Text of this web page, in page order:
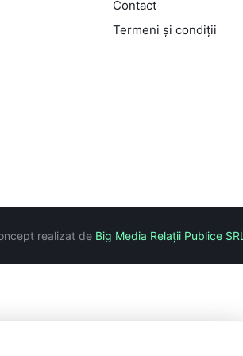
Contact
Termeni și condiții
realizat de Big Media Relații Publice SRL